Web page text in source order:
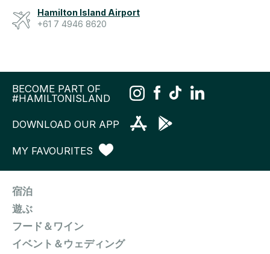
Hamilton Island Airport
+61 7 4946 8620
BECOME PART OF
#HAMILTONISLAND
DOWNLOAD OUR APP
MY FAVOURITES
宿泊
遊ぶ
フード＆ワイン
イベント＆ウェディング